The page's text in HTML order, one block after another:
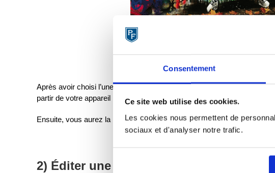
Consentement
Ce site web utilise des cookies.
Les cookies nous permettent de
sociaux et d'analyser notre trafic.
Après avoir choisi l’une de ces options, enregistrez une courte vidéo,
partir de votre appareil photo.
Ensuite, vous aurez la possibilité de l’éditer.
2) Éditer une story